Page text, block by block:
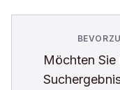
Möchten Sie